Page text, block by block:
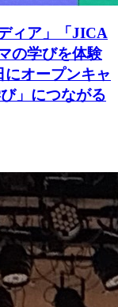
ィア」「JICA
の学びを体験
オープンキャ
」につながる